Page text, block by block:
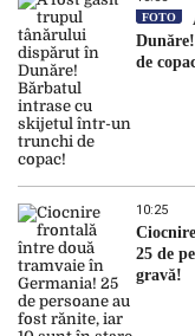
FOTO
de
10:25
25 de
gravă!